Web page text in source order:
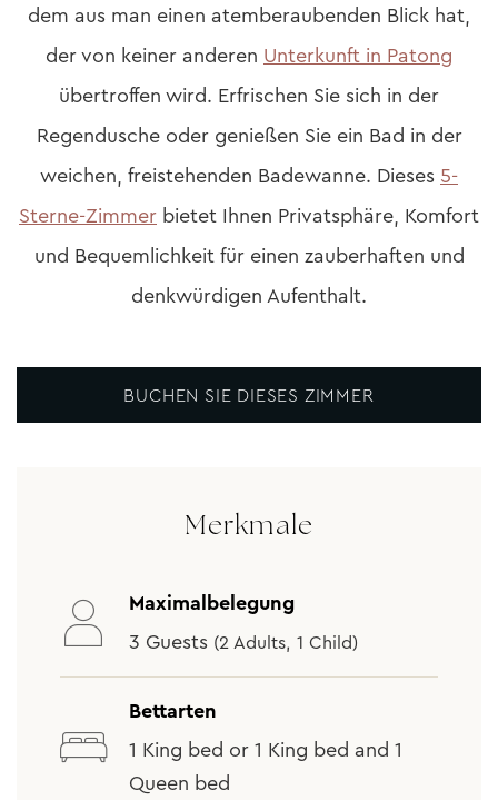
dem aus man einen atemberaubenden Blick hat,
der von keiner anderen Unterkunft in Patong
übertroffen wird. Erfrischen Sie sich in der
Regendusche oder genießen Sie ein Bad in der
weichen, freistehenden Badewanne. Dieses5-
Sterne-Zimmer bietet Ihnen Privatsphäre, Komfort
und Bequemlichkeit für einen zauberhaften und
denkwürdigen Aufenthalt.
BUCHEN SIE DIESES ZIMMER
Merkmale
Maximalbelegung
3 Guests (2 Adults, 1 Child)
Bettarten
1 King bed or 1 King bed and 1
Queen bed